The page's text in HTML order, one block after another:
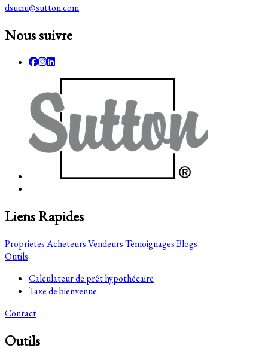
dsuciu@sutton.com
Nous suivre
Liens Rapides
ProprietesAcheteursVendeursTemoignagesBlogs
Outils
Calculateur de prêt hypothécaire
Taxe de bienvenue
Contact
Outils